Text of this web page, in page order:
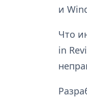
и
Что
in